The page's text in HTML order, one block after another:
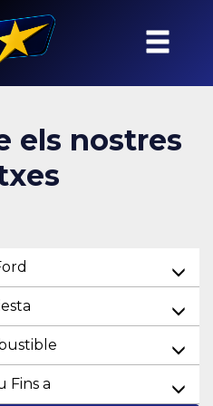
els nostres
Fins a